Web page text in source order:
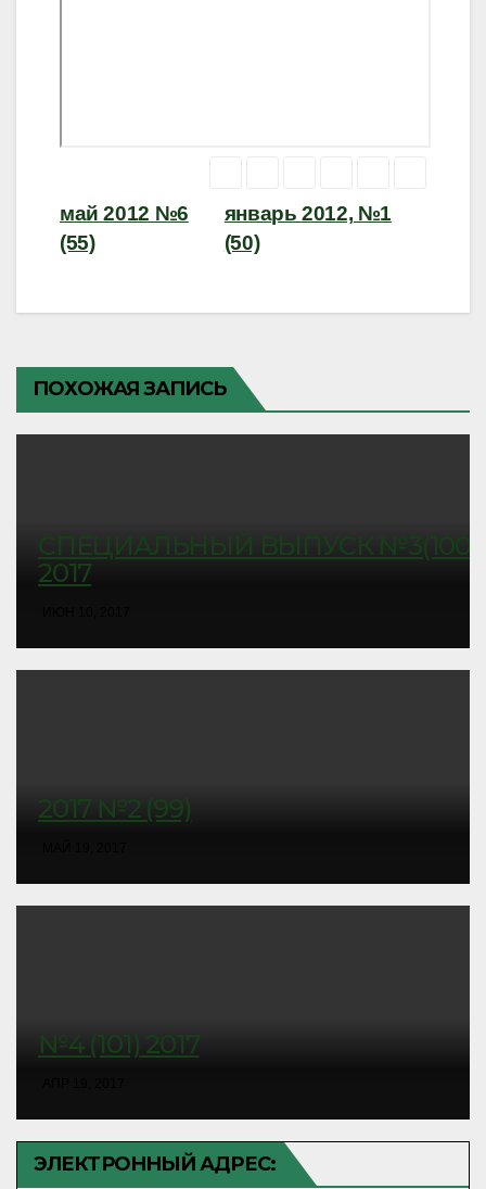
Навигация
по
записям
январь 2012, №1
(50)
май 2012 №6
(55)
ПОХОЖАЯ ЗАПИСЬ
СПЕЦИАЛЬНЫЙ ВЫПУСК №3(100)
2017
2017 №2 (99)
№4 (101) 2017
ЭЛЕКТРОННЫЙ АДРЕС: